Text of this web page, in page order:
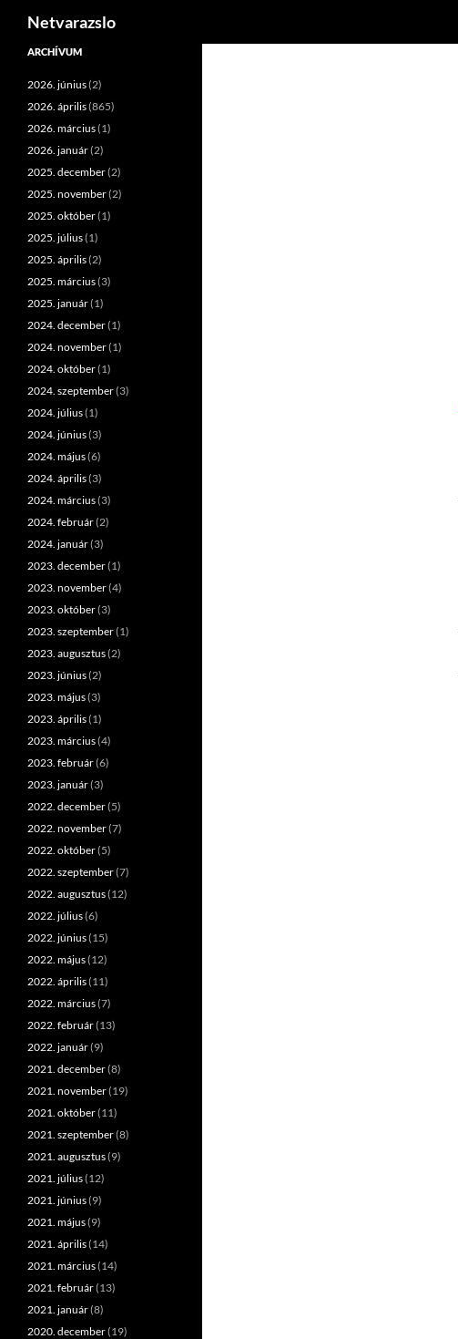
Kilépés
Netvarazslo
ARCHÍVUM
2026. június(2)
2026. április(865)
2026. március(1)
2026. január(2)
2025. december(2)
2025. november(2)
2025. október(1)
2025. július(1)
2025. április(2)
2025. március(3)
2025. január(1)
2024. december(1)
2024. november(1)
2024. október(1)
2024. szeptember(3)
2024. július(1)
2024. június(3)
2024. május(6)
2024. április(3)
2024. március(3)
2024. február(2)
2024. január(3)
2023. december(1)
2023. november(4)
2023. október(3)
2023. szeptember(1)
2023. augusztus(2)
2023. június(2)
2023. május(3)
2023. április(1)
2023. március(4)
2023. február(6)
2023. január(3)
2022. december(5)
2022. november(7)
2022. október(5)
2022. szeptember(7)
2022. augusztus(12)
2022. július(6)
2022. június(15)
2022. május(12)
2022. április(11)
2022. március(7)
2022. február(13)
2022. január(9)
2021. december(8)
2021. november(19)
2021. október(11)
2021. szeptember(8)
2021. augusztus(9)
2021. július(12)
2021. június(9)
2021. május(9)
2021. április(14)
2021. március(14)
2021. február(13)
2021. január(8)
2020. december(19)